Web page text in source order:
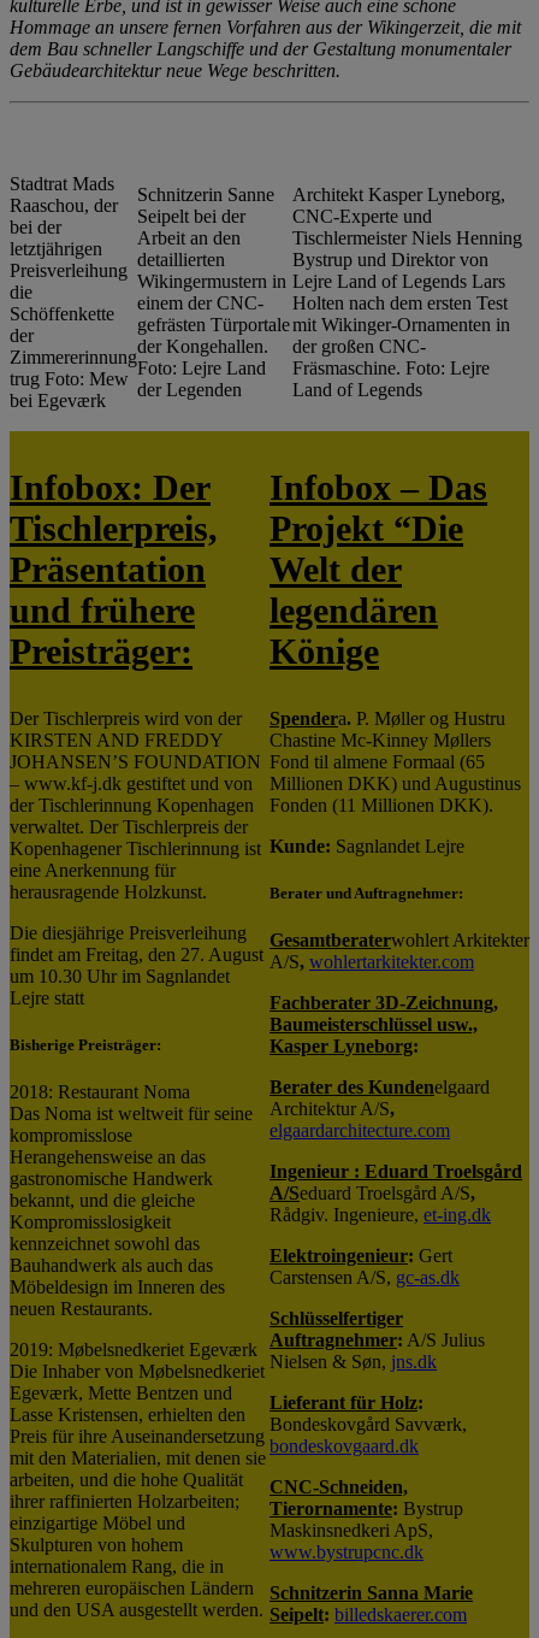
kulturelle Erbe, und ist in gewisser Weise auch eine schöne
Hommage an unsere fernen Vorfahren aus der Wikingerzeit, die mit
dem Bau schneller Langschiffe und der Gestaltung monumentaler
Gebäudearchitektur neue Wege beschritten.
Stadtrat Mads
Raaschou, der
bei der
letztjährigen
Preisverleihung
die
Schöffenkette
der
Zimmererinnung
trug Foto: Mew
bei Egeværk
Schnitzerin Sanne
Seipelt bei der
Arbeit an den
detaillierten
Wikingermustern in
einem der CNC-
gefrästen Türportale
der Kongehallen.
Foto: Lejre Land
der Legenden
Architekt Kasper Lyneborg,
CNC-Experte und
Tischlermeister Niels Henning
Bystrup und Direktor von
Lejre Land of Legends Lars
Holten nach dem ersten Test
mit Wikinger-Ornamenten in
der großen CNC-
Fräsmaschine. Foto: Lejre
Land of Legends
Infobox: Der
Tischlerpreis,
Präsentation
und frühere
Preisträger:
Der Tischlerpreis wird von der
KIRSTEN AND FREDDY
JOHANSEN’S FOUNDATION
– www.kf-j.dk gestiftet und von
der Tischlerinnung Kopenhagen
verwaltet. Der Tischlerpreis der
Kopenhagener Tischlerinnung ist
eine Anerkennung für
herausragende Holzkunst.
Die diesjährige Preisverleihung
findet am Freitag, den 27. August
um 10.30 Uhr im Sagnlandet
Lejre statt
Bisherige Preisträger:
2018: Restaurant Noma
Das Noma ist weltweit für seine
kompromisslose
Herangehensweise an das
gastronomische Handwerk
bekannt, und die gleiche
Kompromisslosigkeit
kennzeichnet sowohl das
Bauhandwerk als auch das
Möbeldesign im Inneren des
neuen Restaurants.
2019: Møbelsnedkeriet Egeværk
Die Inhaber von Møbelsnedkeriet
Egeværk, Mette Bentzen und
Lasse Kristensen, erhielten den
Preis für ihre Auseinandersetzung
mit den Materialien, mit denen sie
arbeiten, und die hohe Qualität
ihrer raffinierten Holzarbeiten;
einzigartige Möbel und
Skulpturen von hohem
internationalem Rang, die in
mehreren europäischen Ländern
und den USA ausgestellt werden.
Infobox – Das
Projekt “Die
Welt der
legendären
Könige
Spendera. P. Møller og Hustru
Chastine Mc-Kinney Møllers
Fond til almene Formaal (65
Millionen DKK) und Augustinus
Fonden (11 Millionen DKK).
Kunde: Sagnlandet Lejre
Berater und Auftragnehmer:
Gesamtberaterwohlert Arkitekter
A/S, wohlertarkitekter.com
Fachberater 3D-Zeichnung,
Baumeisterschlüssel usw.,
Kasper Lyneborg:
Berater des Kundenelgaard
Architektur A/S,
elgaardarchitecture.com
Ingenieur : Eduard Troelsgård
A/Seduard Troelsgård A/S,
Rådgiv. Ingenieure, et-ing.dk
Elektroingenieur: Gert
Carstensen A/S, gc-as.dk
Schlüsselfertiger
Auftragnehmer: A/S Julius
Nielsen & Søn, jns.dk
Lieferant für Holz:
Bondeskovgård Savværk,
bondeskovgaard.dk
CNC-Schneiden,
Tierornamente: Bystrup
Maskinsnedkeri ApS,
www.bystrupcnc.dk
Schnitzerin Sanna Marie
Seipelt: billedskaerer.com